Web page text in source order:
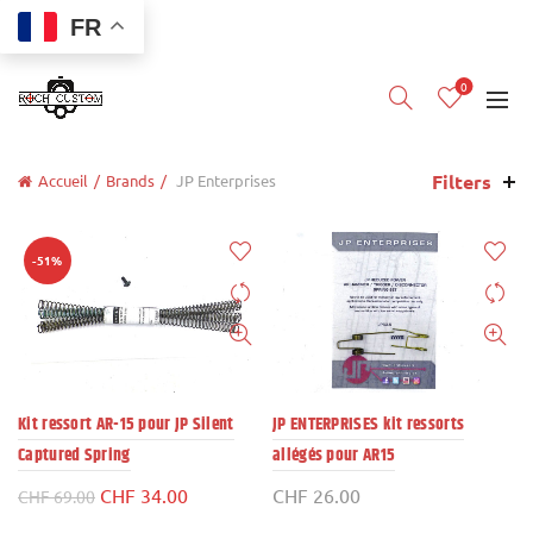
FR
0
Accueil Brands JP Enterprises Filters
-51%
Kit ressort AR-15 pour JP Silent
Captured Spring
CHF69.00 Le
CHF 34.00Le
JP ENTERPRISES kit ressorts
allégés pour AR15
CHF 26.00